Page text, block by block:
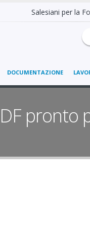
Salesiani per la
DOCUMENTAZIONE
pronto